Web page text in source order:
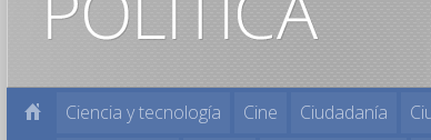
Ciencia y tecnología Cine Ciudadanía